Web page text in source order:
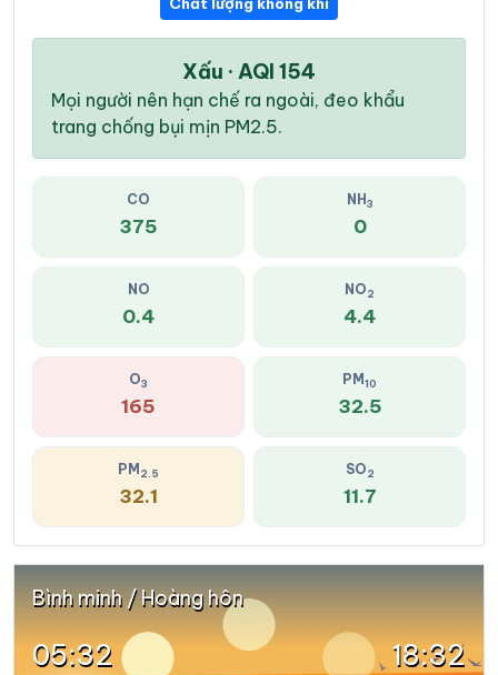
Xấu · AQI 154
Mọi người nên hạn chế ra ngoài, đeo khẩu
trang chống bụi mịn PM2.5.
CO
375
NH 3
0
NO
0.4
NO2
4.4
O3
165
PM 10
32.5
PM 2.5
32.1
SO2
11.7
Bình minh / Hoàng hôn
05:32 18:32